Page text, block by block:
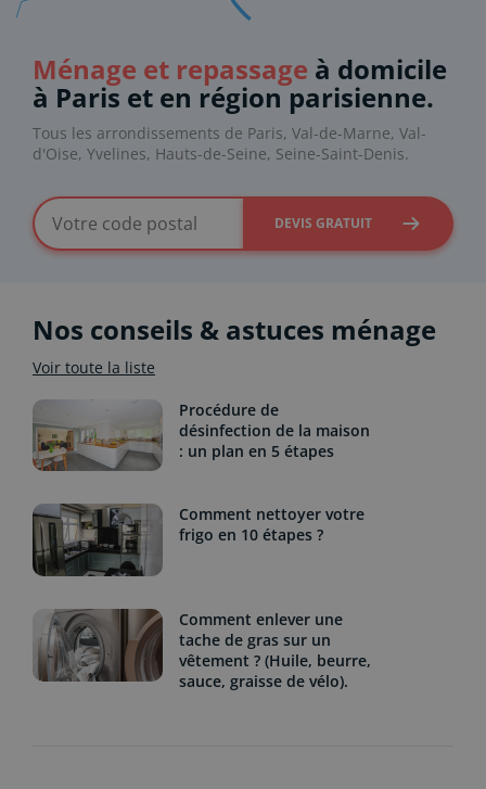
Ménage et repassage à domicile
à Paris et en région parisienne.
Tous les arrondissements de Paris, Val-de-Marne, Val-
d'Oise, Yvelines, Hauts-de-Seine, Seine-Saint-Denis.
DEVIS GRATUIT
Nos conseils & astuces ménage
Voir toute la liste
Procédure de
désinfection de la maison
: un plan en 5 étapes
Comment nettoyer votre
frigo en 10 étapes ?
Comment enlever une
tache de gras sur un
vêtement ? (Huile, beurre,
sauce, graisse de vélo).